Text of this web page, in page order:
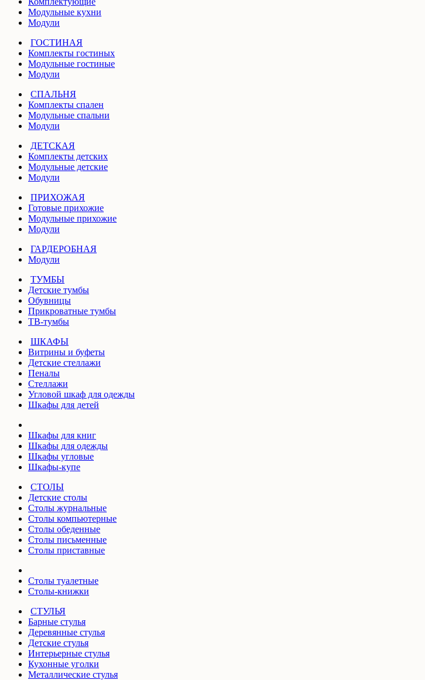
Модульные кухни
Модули
ГОСТИНАЯ
Комплекты гостиных
Модульные гостиные
Модули
СПАЛЬНЯ
Комплекты спален
Модульные спальни
Модули
ДЕТСКАЯ
Комплекты детских
Модульные детские
Модули
ПРИХОЖАЯ
Готовые прихожие
Модульные прихожие
Модули
ГАРДЕРОБНАЯ
Модули
ТУМБЫ
Детские тумбы
Обувницы
Прикроватные тумбы
ТВ-тумбы
ШКАФЫ
Витрины и буфеты
Детские стеллажи
Пеналы
Стеллажи
Угловой шкаф для одежды
Шкафы для детей
Шкафы для книг
Шкафы для одежды
Шкафы угловые
Шкафы-купе
СТОЛЫ
Детские столы
Столы журнальные
Столы компьютерные
Столы обеденные
Столы письменные
Столы приставные
Столы туалетные
Столы-книжки
СТУЛЬЯ
Барные стулья
Деревянные стулья
Детские стулья
Интерьерные стулья
Кухонные уголки
Металлические стулья